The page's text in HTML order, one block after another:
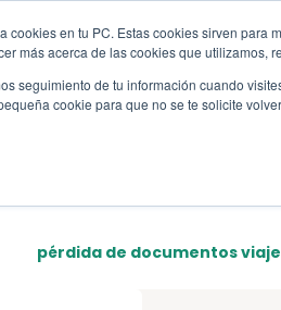
cookies en tu PC. Estas cookies sirven para
más acerca de las cookies que utilizamos,
seguimiento de tu información cuando
cookie para que no se te solicite
Pages Sections
pérdida de documentos viaje